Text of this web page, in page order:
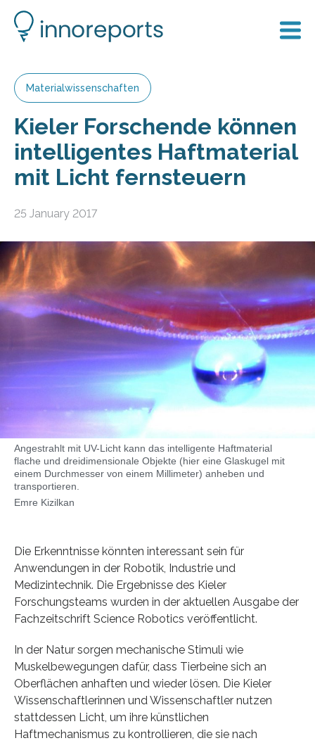
Materialwissenschaften
Kieler Forschende können
intelligentes Haftmaterial
mit Licht fernsteuern
25 January 2017
Angestrahlt mit UV-Licht kann das intelligente Haftmaterial
flache und dreidimensionale Objekte (hier eine Glaskugel mit
einem Durchmesser von einem Millimeter) anheben und
transportieren.
Emre Kizilkan
Die Erkenntnisse könnten interessant sein für
Anwendungen in der Robotik, Industrie und
Medizintechnik. Die Ergebnisse des Kieler
Forschungsteams wurden in der aktuellen Ausgabe der
Fachzeitschrift Science Robotics veröffentlicht.
In der Natur sorgen mechanische Stimuli wie
Muskelbewegungen dafür, dass Tierbeine sich an
Oberflächen anhaften und wieder lösen. Die Kieler
Wissenschaftlerinnen und Wissenschaftler nutzen
stattdessen Licht, um ihre künstlichen
Haftmechanismus zu kontrollieren, die sie nach